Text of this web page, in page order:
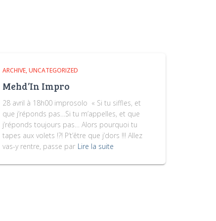
ARCHIVE UNCATEGORIZED
Mehd’In Impro
28 avril à 18h00 improsolo « Si tu siffles, et
que j’réponds pas…Si tu m’appelles, et que
j’réponds toujours pas… Alors pourquoi tu
tapes aux volets !?! P’t’être que j’dors !!! Allez
vas-y rentre, passe par Lire la suite